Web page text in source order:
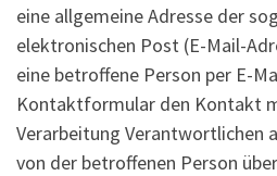
eine allgemeine Adresse der
elektronischen Post (E-Mail-
eine betroffene Person per E-
Kontaktformular den Kontakt
Verarbeitung Verantwortlichen
von der betroffenen Person